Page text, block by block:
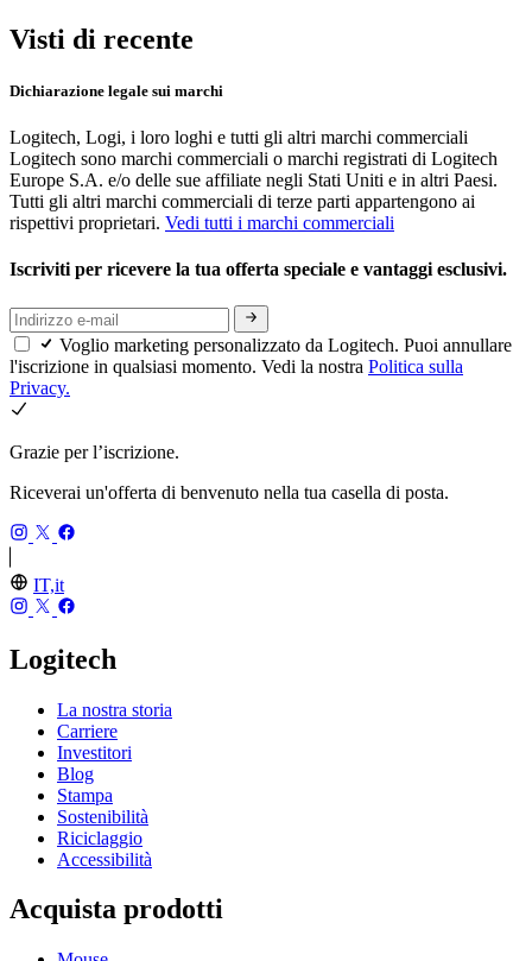
Visti di recente
Dichiarazione legale sui marchi
Logitech, Logi, i loro loghi e tutti gli altri marchi commerciali
Logitech sono marchi commerciali o marchi registrati di Logitech
Europe S.A. e/o delle sue affiliate negli Stati Uniti e in altri Paesi.
Tutti gli altri marchi commerciali di terze parti appartengono ai
rispettivi proprietari. Vedi tutti i marchi commerciali
Iscriviti per ricevere la tua offerta speciale e vantaggi esclusivi.
Voglio marketing personalizzato da Logitech. Puoi annullare
l'iscrizione in qualsiasi momento. Vedi la nostra Politica sulla
Privacy.
Grazie per l’iscrizione.
Riceverai un'offerta di benvenuto nella tua casella di posta.
IT,it
Logitech
La nostra storia
Carriere
Investitori
Blog
Stampa
Sostenibilità
Riciclaggio
Accessibilità
Acquista prodotti